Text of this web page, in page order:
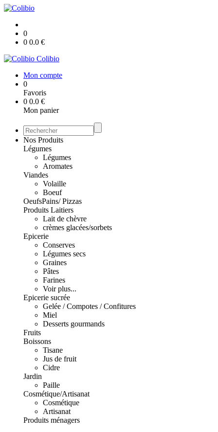
0
0 0.0 €
Colibio
Mon compte
0
Favoris
0 0.0 €
Mon panier
Nos Produits
Légumes
Légumes
Aromates
Viandes
Volaille
Boeuf
OeufsPains/ Pizzas
Produits Laitiers
Lait de chèvre
crèmes glacées/sorbets
Epicerie
Conserves
Légumes secs
Graines
Pâtes
Farines
Voir plus...
Epicerie sucrée
Gelée / Compotes / Confitures
Miel
Desserts gourmands
Fruits
Boissons
Tisane
Jus de fruit
Cidre
Jardin
Paille
Cosmétique/Artisanat
Cosmétique
Artisanat
Produits ménagers